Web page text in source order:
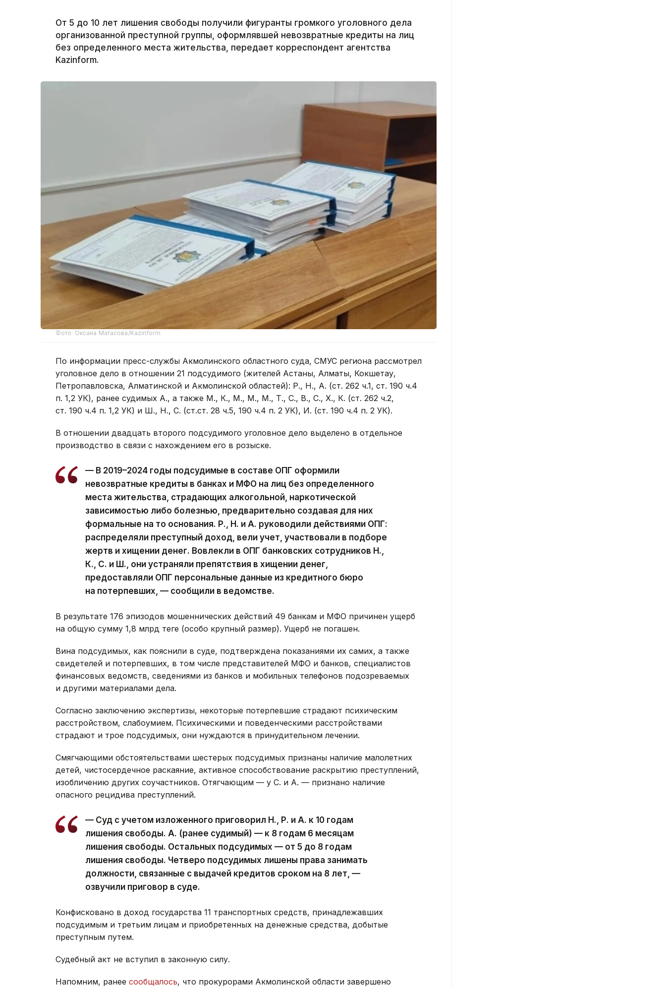
От 5 до 10 лет лишения свободы получили фигуранты громкого уголовного дела
организованной преступной группы, оформлявшей невозвратные кредиты на лиц
без определенного места жительства, передает корреспондент агентства
Kazinform.
Фото: Оксана Матасова/Kazinform
По информации пресс-службы Акмолинского областного суда, СМУС региона рассмотрел
уголовное дело в отношении 21 подсудимого (жителей Астаны, Алматы, Кокшетау,
Петропавловска, Алматинской и Акмолинской областей): Р., Н., А. (ст. 262 ч.1, ст. 190 ч.4
п. 1,2 УК), ранее судимых А., а также М., К., М., М., М., Т., С., В., С., Х., К. (ст. 262 ч.2,
ст. 190 ч.4 п. 1,2 УК) и Ш., Н., С. (ст.ст. 28 ч.5, 190 ч.4 п. 2 УК), И. (ст. 190 ч.4 п. 2 УК).
В отношении двадцать второго подсудимого уголовное дело выделено в отдельное
производство в связи с нахождением его в розыске.
— В 2019–2024 годы подсудимые в составе ОПГ оформили
невозвратные кредиты в банках и МФО на лиц без определенного
места жительства, страдающих алкогольной, наркотической
зависимостью либо болезнью, предварительно создавая для них
формальные на то основания. Р., Н. и А. руководили действиями ОПГ:
распределяли преступный доход, вели учет, участвовали в подборе
жертв и хищении денег. Вовлекли в ОПГ банковских сотрудников Н.,
К., С. и Ш., они устраняли препятствия в хищении денег,
предоставляли ОПГ персональные данные из кредитного бюро
на потерпевших, — сообщили в ведомстве.
В результате 176 эпизодов мошеннических действий 49 банкам и МФО причинен ущерб
на общую сумму 1,8 млрд теңге (особо крупный размер). Ущерб не погашен.
Вина подсудимых, как пояснили в суде, подтверждена показаниями их самих, а также
свидетелей и потерпевших, в том числе представителей МФО и банков, специалистов
финансовых ведомств, сведениями из банков и мобильных телефонов подозреваемых
и другими материалами дела.
Согласно заключению экспертизы, некоторые потерпевшие страдают психическим
расстройством, слабоумием. Психическими и поведенческими расстройствами
страдают и трое подсудимых, они нуждаются в принудительном лечении.
Смягчающими обстоятельствами шестерых подсудимых признаны наличие малолетних
детей, чистосердечное раскаяние, активное способствование раскрытию преступлений,
изобличению других соучастников. Отягчающим — у С. и А. — признано наличие
опасного рецидива преступлений.
— Суд c учетом изложенного приговорил Н., Р. и А. к 10 годам
лишения свободы. А. (ранее судимый) — к 8 годам 6 месяцам
лишения свободы. Остальных подсудимых — от 5 до 8 годам
лишения свободы. Четверо подсудимых лишены права занимать
должности, связанные с выдачей кредитов сроком на 8 лет, —
озвучили приговор в суде.
Конфисковано в доход государства 11 транспортных средств, принадлежавших
подсудимым и третьим лицам и приобретенных на денежные средства, добытые
преступным путем.
Судебный акт не вступил в законную силу.
Напомним, ранее сообщалось, что прокурорами Акмолинской области завершено